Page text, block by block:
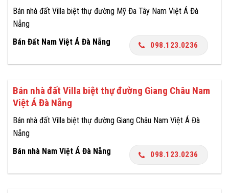
Bán nhà đất Villa biệt thự đường Mỹ Đa Tây Nam Việt Á Đà
Nẵng
Bán Đất Nam Việt Á Đà Nẵng
098.123.0236
Bán nhà đất Villa biệt thự đường Giang Châu Nam
Việt Á Đà Nẵng
Bán nhà đất Villa biệt thự đường Giang Châu Nam Việt Á Đà
Nẵng
Bán nhà Nam Việt Á Đà Nẵng
098.123.0236